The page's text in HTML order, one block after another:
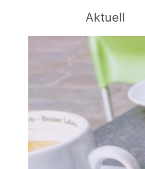
Aktuell